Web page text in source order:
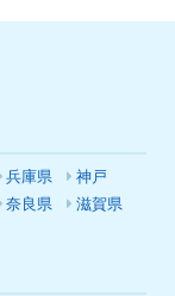
兵庫県
神戸
奈良県
滋賀県